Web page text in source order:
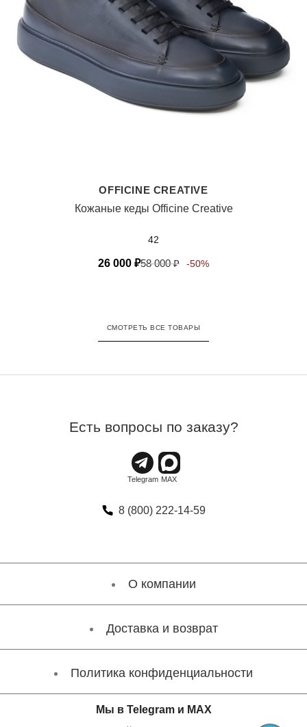
OFFICINE CREATIVE
Кожаные кеды Officine Creative
42
26 000 ₽58 000₽ -50%
СМОТРЕТЬ ВСЕ ТОВАРЫ
Есть вопросы по заказу?
8 (800) 222-14-59
О компании
Доставка и возврат
Политика конфиденциальности
Мы в Telegram и MAX